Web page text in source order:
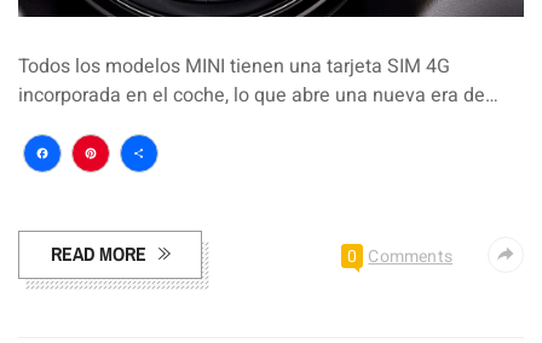
Todos los modelos MINI tienen una tarjeta SIM 4G
incorporada en el coche, lo que abre una nueva era de…
Facebook
Pinterest
Compartir
READ MORE 0 Comments